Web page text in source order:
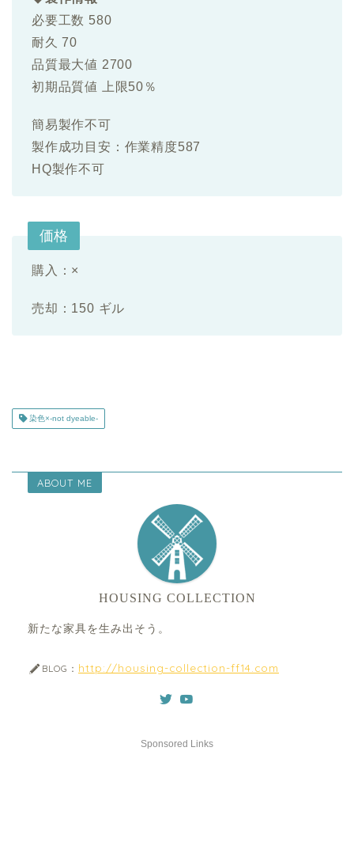
必要工数 580
耐久 70
品質最大値 2700
初期品質値 上限50％
簡易製作不可
製作成功目安：作業精度587
HQ製作不可
価格
購入：×
売却：150 ギル
染色×-not dyeable-
ABOUT ME
HOUSING COLLECTION
新たな家具を生み出そう。
BLOG： http://housing-collection-ff14.com
Sponsored Links